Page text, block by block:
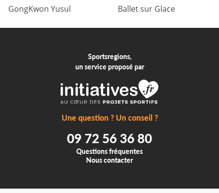
GongKwon Yusul
Ballet sur Glace
Sportsregions,
un service proposé par
Une question ? Un conseil ?
09 72 56 36 80
Questions fréquentes
Nous contacter